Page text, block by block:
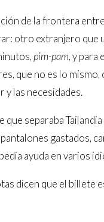
de la frontera
otro extranjero que
pim-pam, y para
que no es lo
y las necesidades.
que separaba
gastados,
ayuda en varios
dicen que el billete